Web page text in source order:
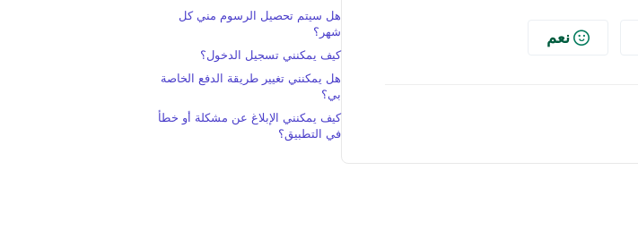
نعم
هل سيتم تحصيل الرسوم مني كل
شهر؟
كيف يمكنني تسجيل الدخول؟
هل يمكنني تغيير طريقة الدفع الخاصة
بي؟
كيف يمكنني الإبلاغ عن مشكلة أو خطأ
في التطبيق؟